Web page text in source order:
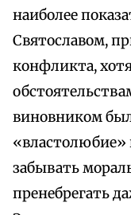
наиболее
Святославом,
конфликта,
виновником
«властолюбие»
забывать
пренебрегать